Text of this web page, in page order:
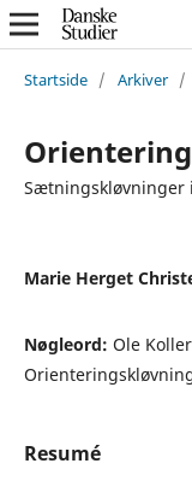
Startside / Arkiver /
Sætningskløvninger
Marie Herget
Nøgleord: Ole
Resumé